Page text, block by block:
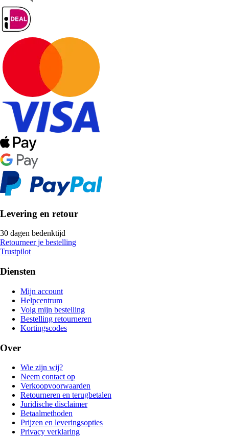
Levering en retour
30 dagen bedenktijd
Retourneer je bestelling
Trustpilot
Diensten
Mijn account
Helpcentrum
Volg mijn bestelling
Bestelling retourneren
Kortingscodes
Over
Wie zijn wij?
Neem contact op
Verkoopvoorwaarden
Retourneren en terugbetalen
Juridische disclaimer
Betaalmethoden
Prijzen en leveringsopties
Privacy verklaring